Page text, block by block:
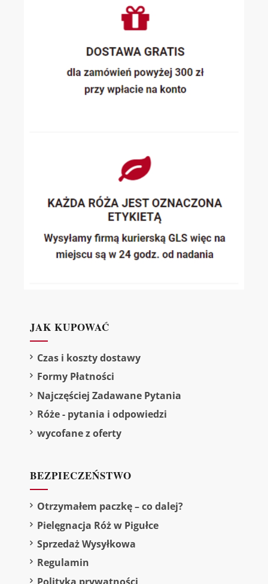
JAK KUPOWAĆ
Czas i koszty dostawy
Formy Płatności
Najczęściej Zadawane Pytania
Róże - pytania i odpowiedzi
wycofane z oferty
BEZPIECZEŃSTWO
Otrzymałem paczkę – co dalej?
Pielęgnacja Róż w Pigułce
Sprzedaż Wysyłkowa
Regulamin